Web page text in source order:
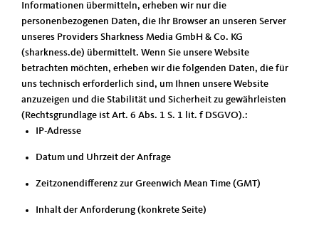
Informationen übermitteln, erheben wir nur die
personenbezogenen Daten, die Ihr Browser an unseren Server
unseres Providers Sharkness Media GmbH & Co. KG
(sharkness.de) übermittelt. Wenn Sie unsere Website
betrachten möchten, erheben wir die folgenden Daten, die für
uns technisch erforderlich sind, um Ihnen unsere Website
anzuzeigen und die Stabilität und Sicherheit zu gewährleisten
(Rechtsgrundlage ist Art. 6 Abs. 1 S. 1 lit. f DSGVO).:
IP-Adresse
Datum und Uhrzeit der Anfrage
Zeitzonendifferenz zur Greenwich Mean Time (GMT)
Inhalt der Anforderung (konkrete Seite)